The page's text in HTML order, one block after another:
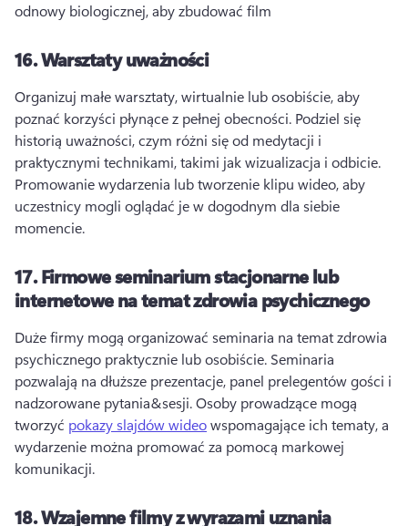
odnowy biologicznej, aby zbudować film
16.Warsztaty uważności
Organizuj małe warsztaty, wirtualnie lub osobiście, aby
poznać korzyści płynące z pełnej obecności. Podziel się
historią uważności, czym różni się od medytacji i
Promowanie wydarzenia lub tworzenie klipu wideo, aby
uczestnicy mogli oglądać je w dogodnym dla siebie
momencie.
17.Firmowe seminarium stacjonarne lub
internetowe na temat zdrowia psychicznego
Duże firmy mogą organizować seminaria na temat zdrowia
psychicznego praktycznie lub osobiście. Seminaria
pozwalają na dłuższe prezentacje, panel prelegentów gości i
nadzorowane pytania&sesji. Osoby prowadzące mogą
tworzyć pokazy slajdów wideo wspomagające ich tematy, a
wydarzenie można promować za pomocą markowej
komunikacji.
18.Wzajemne filmy z wyrazami uznania